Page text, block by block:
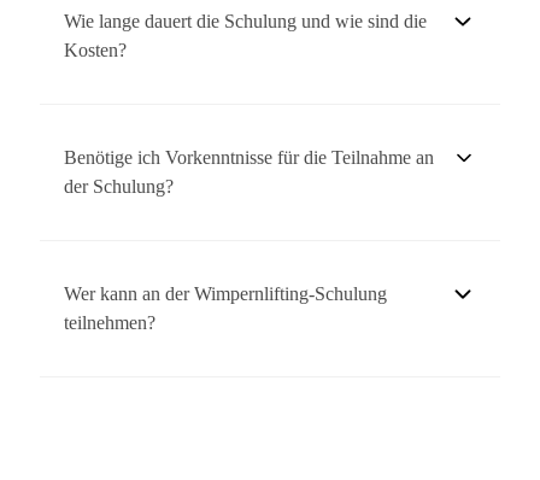
das Ihre Teilnahme und erworbenen Kenntnisse bestätigt.
Wie lange dauert die Schulung und wie sind die
Kosten?
Sie uns für aktuelle Informationen zu Terminen und Preisen.
Benötige ich Vorkenntnisse für die Teilnahme an
der Schulung?
Vorteil, aber nicht zwingend erforderlich, um
Wimpernlifting lernen zu können.
Wer kann an der Wimpernlifting-Schulung
teilnehmen?